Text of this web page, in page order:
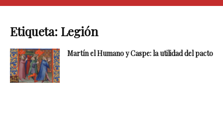
Etiqueta: Legión
Martín el Humano y Caspe: la utilidad del pacto